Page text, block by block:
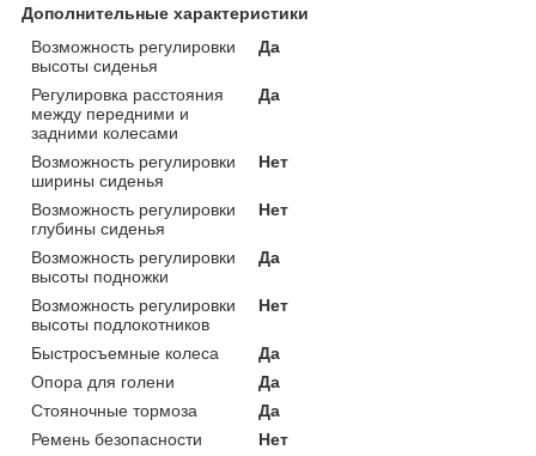
Дополнительные характеристики
Возможность регулировки
высоты сиденья
Да
Регулировка расстояния
между передними и
задними колесами
Да
Возможность регулировки
ширины сиденья
Нет
Возможность регулировки
глубины сиденья
Нет
Возможность регулировки
высоты подножки
Да
Возможность регулировки
высоты подлокотников
Нет
Быстросъемные колеса
Да
Опора для голени
Да
Стояночные тормоза
Да
Ремень безопасности
Нет